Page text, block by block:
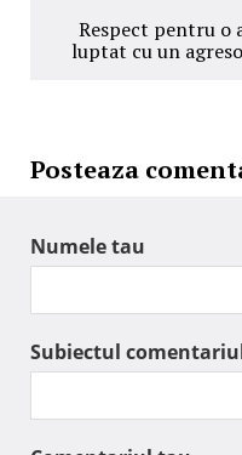
Respect pentru o
luptat cu un
Posteaza
Numele tau
Subiectul